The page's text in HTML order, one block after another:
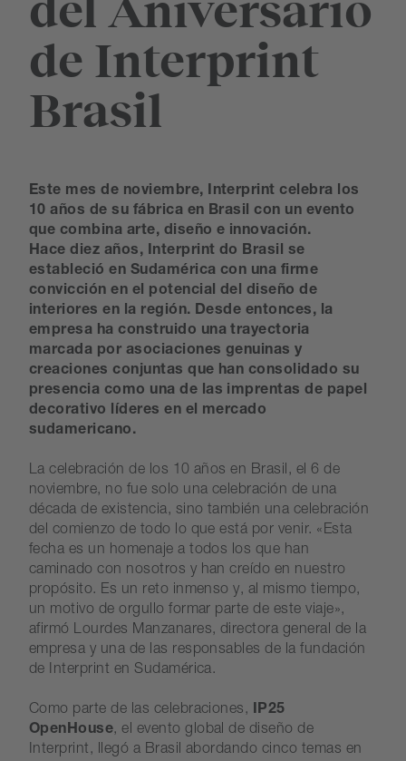
del Aniversario
de Interprint
Brasil
Este mes de noviembre, Interprint celebra los
10 años de su fábrica en Brasil con un evento
que combina arte, diseño e innovación.
Hace diez años, Interprint do Brasil se
estableció en Sudamérica con una firme
convicción en el potencial del diseño de
interiores en la región. Desde entonces, la
empresa ha construido una trayectoria
marcada por asociaciones genuinas y
creaciones conjuntas que han consolidado su
presencia como una de las imprentas de papel
decorativo líderes en el mercado
sudamericano.
La celebración de los 10 años en Brasil, el 6 de
noviembre, no fue solo una celebración de una
década de existencia, sino también una celebración
del comienzo de todo lo que está por venir. «Esta
fecha es un homenaje a todos los que han
caminado con nosotros y han creído en nuestro
propósito. Es un reto inmenso y, al mismo tiempo,
un motivo de orgullo formar parte de este viaje»,
afirmó Lourdes Manzanares, directora general de la
empresa y una de las responsables de la fundación
de Interprint en Sudamérica.
Como parte de las celebraciones, IP25
OpenHouse, el evento global de diseño de
Interprint, llegó a Brasil abordando cinco temas en